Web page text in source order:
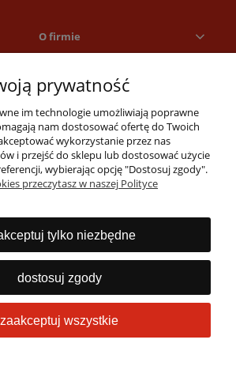
O firmie
Masz pytania?
Zadzwoń lub napisz
info@obrabiarki.pro
prywatność
im technologie umożliwiają poprawne
nam dostosować ofertę do Twoich
wykorzystanie przez nas
i przejść do sklepu lub dostosować użycie
wybierając opcję "Dostosuj zgody".
przeczytasz w naszej Polityce
tylko niezbędne
dostosuj zgody
zaakceptuj wszystkie